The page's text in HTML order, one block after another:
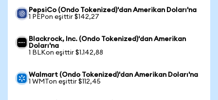
PepsiCo (Ondo Tokenized)'dan Amerikan Doları'na
1 PEPon eşittir $142,27
Blackrock, Inc. (Ondo Tokenized)'dan Amerikan
Doları'na
1 BLKon eşittir $1.142,88
Walmart (Ondo Tokenized)'dan Amerikan Doları'na
1 WMTon eşittir $112,45